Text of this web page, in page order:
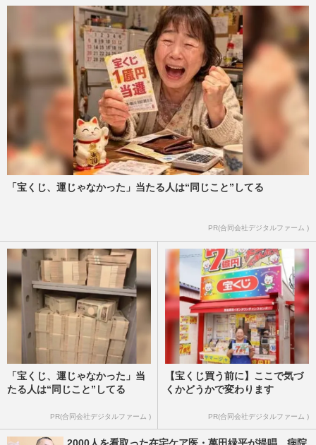
「宝くじ、運じゃなかった」当たる人は“同じこと”してる
PR(合同会社デジタルファーム )
「宝くじ、運じゃなかった」当
たる人は“同じこと”してる
PR(合同会社デジタルファーム )
【宝くじ買う前に】ここで気づ
くかどうかで変わります
PR(合同会社デジタルファーム )
2000人を看取った在宅ケア医・萬田緑平が提唱 病院